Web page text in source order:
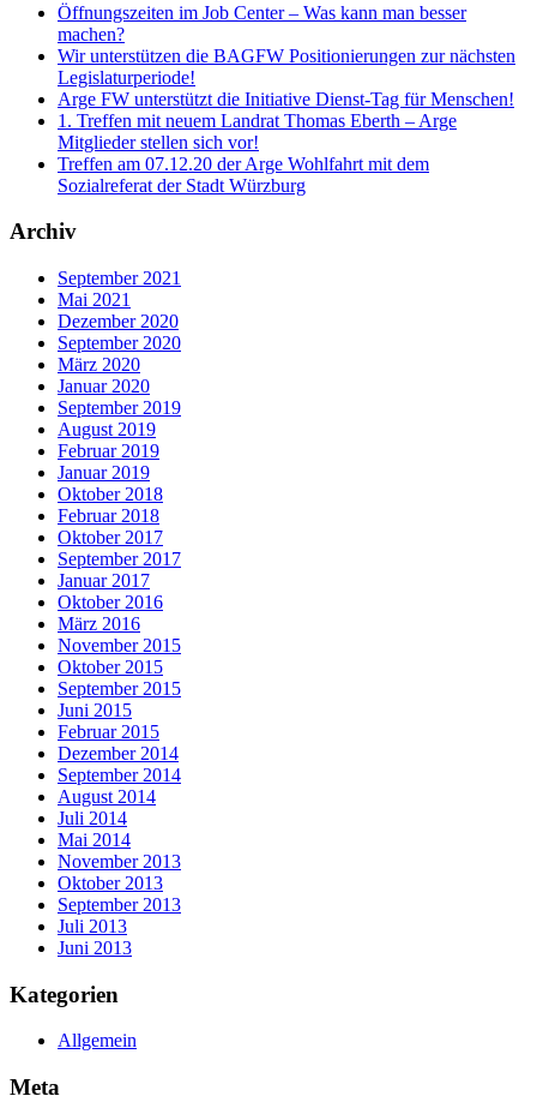
Öffnungszeiten im Job Center – Was kann man besser
machen?
Wir unterstützen die BAGFW Positionierungen zur nächsten
Legislaturperiode!
Arge FW unterstützt die Initiative Dienst-Tag für Menschen!
1. Treffen mit neuem Landrat Thomas Eberth – Arge
Mitglieder stellen sich vor!
Treffen am 07.12.20 der Arge Wohlfahrt mit dem
Sozialreferat der Stadt Würzburg
Archiv
September 2021
Mai 2021
Dezember 2020
September 2020
März 2020
Januar 2020
September 2019
August 2019
Februar 2019
Januar 2019
Oktober 2018
Februar 2018
Oktober 2017
September 2017
Januar 2017
Oktober 2016
März 2016
November 2015
Oktober 2015
September 2015
Juni 2015
Februar 2015
Dezember 2014
September 2014
August 2014
Juli 2014
Mai 2014
November 2013
Oktober 2013
September 2013
Juli 2013
Juni 2013
Kategorien
Allgemein
Meta